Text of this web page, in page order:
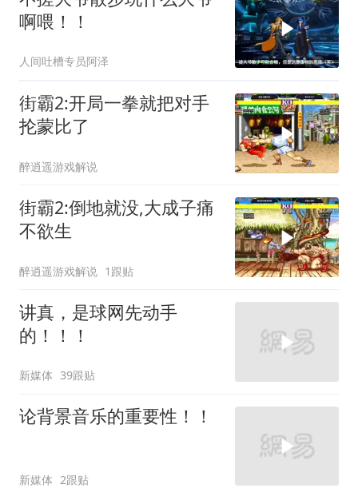
啊喂！！
人间吐槽专员阿泽
街霸2:开局一拳就把对手
抡蒙比了
醉逍遥游戏解说
街霸2:倒地就没,大成子痛
不欲生
醉逍遥游戏解说 1跟贴
讲真，是球网先动手
的！！！
新媒体 39跟贴
论背景音乐的重要性！！
新媒体 2跟贴